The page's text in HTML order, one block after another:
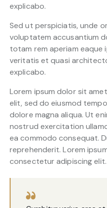
explicabo.
Sed ut perspiciatis, unde
voluptatem accusantium
totam rem aperiam eaque
veritatis et quasi
explicabo.
Lorem ipsum dolor sit
elit, sed do eiusmod
dolore magna aliqua. Ut
nostrud exercitation
ea commodo consequat.
reprehenderit. Lorem
consectetur adipiscing elit.